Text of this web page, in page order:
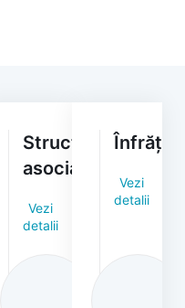
Structuri
asociative
Vezi
detalii
Înfrățiri
Vezi
detalii